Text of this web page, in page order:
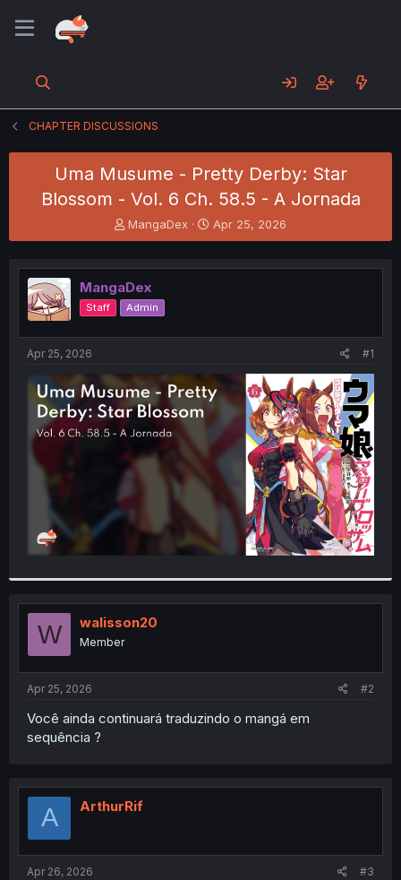
CHAPTER DISCUSSIONS
Uma Musume - Pretty Derby: Star
Blossom - Vol. 6 Ch. 58.5 - A Jornada
T
h
e
a
d
s
t
e
r
MangaDex
S
t
r
t
Apr 25, 2026
MangaDex
Staff Admin
Apr 25, 2026 #1
W walisson20
Member
Apr 25, 2026 #2
Você ainda continuará traduzindo o mangá em
sequência ?
A ArthurRif
Apr 26, 2026 #3